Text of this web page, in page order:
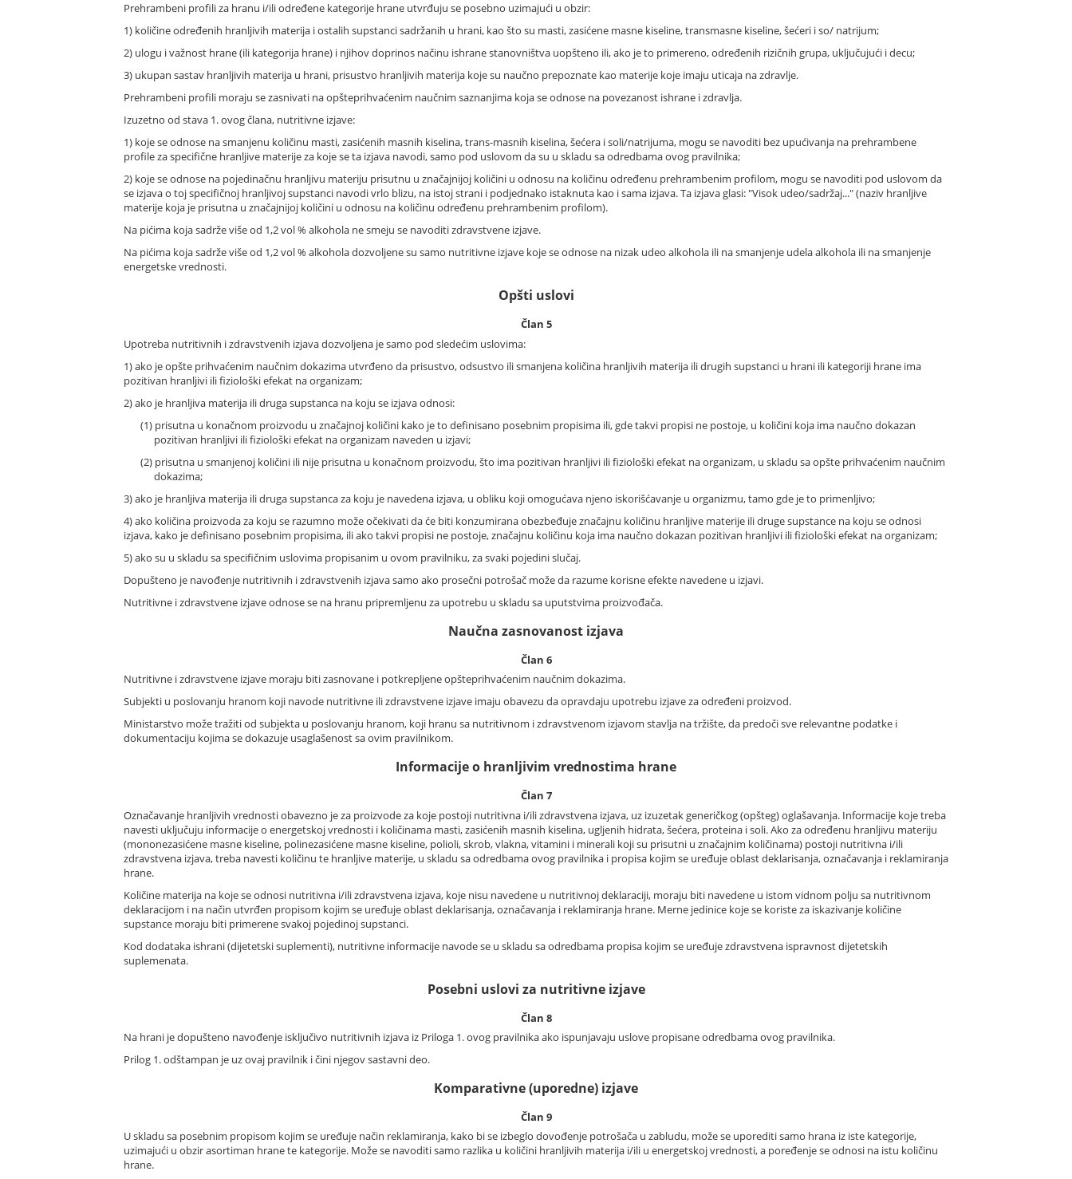
Prehrambeni profili za hranu i/ili određene kategorije hrane utvrđuju se posebno uzimajući u obzir:
1) količine određenih hranljivih materija i ostalih supstanci sadržanih u hrani, kao što su masti, zasićene masne kiseline, transmasne kiseline, šećeri i so/ natrijum;
2) ulogu i važnost hrane (ili kategorija hrane) i njihov doprinos načinu ishrane stanovništva uopšteno ili, ako je to primereno, određenih rizičnih grupa, uključujući i decu;
3) ukupan sastav hranljivih materija u hrani, prisustvo hranljivih materija koje su naučno prepoznate kao materije koje imaju uticaja na zdravlje.
Prehrambeni profili moraju se zasnivati na opšteprihvaćenim naučnim saznanjima koja se odnose na povezanost ishrane i zdravlja.
Izuzetno od stava 1. ovog člana, nutritivne izjave:
1) koje se odnose na smanjenu količinu masti, zasićenih masnih kiselina, trans-masnih kiselina, šećera i soli/natrijuma, mogu se navoditi bez upućivanja na prehrambene
profile za specifične hranljive materije za koje se ta izjava navodi, samo pod uslovom da su u skladu sa odredbama ovog pravilnika;
2) koje se odnose na pojedinačnu hranljivu materiju prisutnu u značajnijoj količini u odnosu na količinu određenu prehrambenim profilom, mogu se navoditi pod uslovom da
se izjava o toj specifičnoj hranljivoj supstanci navodi vrlo blizu, na istoj strani i podjednako istaknuta kao i sama izjava. Ta izjava glasi: "Visok udeo/sadržaj..." (naziv hranljive
materije koja je prisutna u značajnijoj količini u odnosu na količinu određenu prehrambenim profilom).
Na pićima koja sadrže više od 1,2 vol % alkohola ne smeju se navoditi zdravstvene izjave.
Na pićima koja sadrže više od 1,2 vol % alkohola dozvoljene su samo nutritivne izjave koje se odnose na nizak udeo alkohola ili na smanjenje udela alkohola ili na smanjenje
energetske vrednosti.
Opšti uslovi
Član 5
Upotreba nutritivnih i zdravstvenih izjava dozvoljena je samo pod sledećim uslovima:
1) ako je opšte prihvaćenim naučnim dokazima utvrđeno da prisustvo, odsustvo ili smanjena količina hranljivih materija ili drugih supstanci u hrani ili kategoriji hrane ima
pozitivan hranljivi ili fiziološki efekat na organizam;
2) ako je hranljiva materija ili druga supstanca na koju se izjava odnosi:
(1) prisutna u konačnom proizvodu u značajnoj količini kako je to definisano posebnim propisima ili, gde takvi propisi ne postoje, u količini koja ima naučno dokazan
pozitivan hranljivi ili fiziološki efekat na organizam naveden u izjavi;
(2) prisutna u smanjenoj količini ili nije prisutna u konačnom proizvodu, što ima pozitivan hranljivi ili fiziološki efekat na organizam, u skladu sa opšte prihvaćenim naučnim
dokazima;
3) ako je hranljiva materija ili druga supstanca za koju je navedena izjava, u obliku koji omogućava njeno iskorišćavanje u organizmu, tamo gde je to primenljivo;
4) ako količina proizvoda za koju se razumno može očekivati da će biti konzumirana obezbeđuje značajnu količinu hranljive materije ili druge supstance na koju se odnosi
izjava, kako je definisano posebnim propisima, ili ako takvi propisi ne postoje, značajnu količinu koja ima naučno dokazan pozitivan hranljivi ili fiziološki efekat na organizam;
5) ako su u skladu sa specifičnim uslovima propisanim u ovom pravilniku, za svaki pojedini slučaj.
Dopušteno je navođenje nutritivnih i zdravstvenih izjava samo ako prosečni potrošač može da razume korisne efekte navedene u izjavi.
Nutritivne i zdravstvene izjave odnose se na hranu pripremljenu za upotrebu u skladu sa uputstvima proizvođača.
Naučna zasnovanost izjava
Član 6
Nutritivne i zdravstvene izjave moraju biti zasnovane i potkrepljene opšteprihvaćenim naučnim dokazima.
Subjekti u poslovanju hranom koji navode nutritivne ili zdravstvene izjave imaju obavezu da opravdaju upotrebu izjave za određeni proizvod.
Ministarstvo može tražiti od subjekta u poslovanju hranom, koji hranu sa nutritivnom i zdravstvenom izjavom stavlja na tržište, da predoči sve relevantne podatke i
dokumentaciju kojima se dokazuje usaglašenost sa ovim pravilnikom.
Informacije o hranljivim vrednostima hrane
Član 7
Označavanje hranljivih vrednosti obavezno je za proizvode za koje postoji nutritivna i/ili zdravstvena izjava, uz izuzetak generičkog (opšteg) oglašavanja. Informacije koje treba
navesti uključuju informacije o energetskoj vrednosti i količinama masti, zasićenih masnih kiselina, ugljenih hidrata, šećera, proteina i soli. Ako za određenu hranljivu materiju
(mononezasićene masne kiseline, polinezasićene masne kiseline, polioli, skrob, vlakna, vitamini i minerali koji su prisutni u značajnim količinama) postoji nutritivna i/ili
zdravstvena izjava, treba navesti količinu te hranljive materije, u skladu sa odredbama ovog pravilnika i propisa kojim se uređuje oblast deklarisanja, označavanja i reklamiranja
hrane.
Količine materija na koje se odnosi nutritivna i/ili zdravstvena izjava, koje nisu navedene u nutritivnoj deklaraciji, moraju biti navedene u istom vidnom polju sa nutritivnom
deklaracijom i na način utvrđen propisom kojim se uređuje oblast deklarisanja, označavanja i reklamiranja hrane. Merne jedinice koje se koriste za iskazivanje količine
supstance moraju biti primerene svakoj pojedinoj supstanci.
Kod dodataka ishrani (dijetetski suplementi), nutritivne informacije navode se u skladu sa odredbama propisa kojim se uređuje zdravstvena ispravnost dijetetskih
suplemenata.
Posebni uslovi za nutritivne izjave
Član 8
Na hrani je dopušteno navođenje isključivo nutritivnih izjava iz Priloga 1. ovog pravilnika ako ispunjavaju uslove propisane odredbama ovog pravilnika.
Prilog 1. odštampan je uz ovaj pravilnik i čini njegov sastavni deo.
Komparativne (uporedne) izjave
Član 9
U skladu sa posebnim propisom kojim se uređuje način reklamiranja, kako bi se izbeglo dovođenje potrošača u zabludu, može se uporediti samo hrana iz iste kategorije,
uzimajući u obzir asortiman hrane te kategorije. Može se navoditi samo razlika u količini hranljivih materija i/ili u energetskoj vrednosti, a poređenje se odnosi na istu količinu
hrane.